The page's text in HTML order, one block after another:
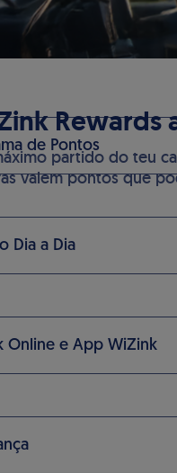
Rewards
partido do teu
valem pontos que
de Pontos
Dia a Dia
Online e App WiZink